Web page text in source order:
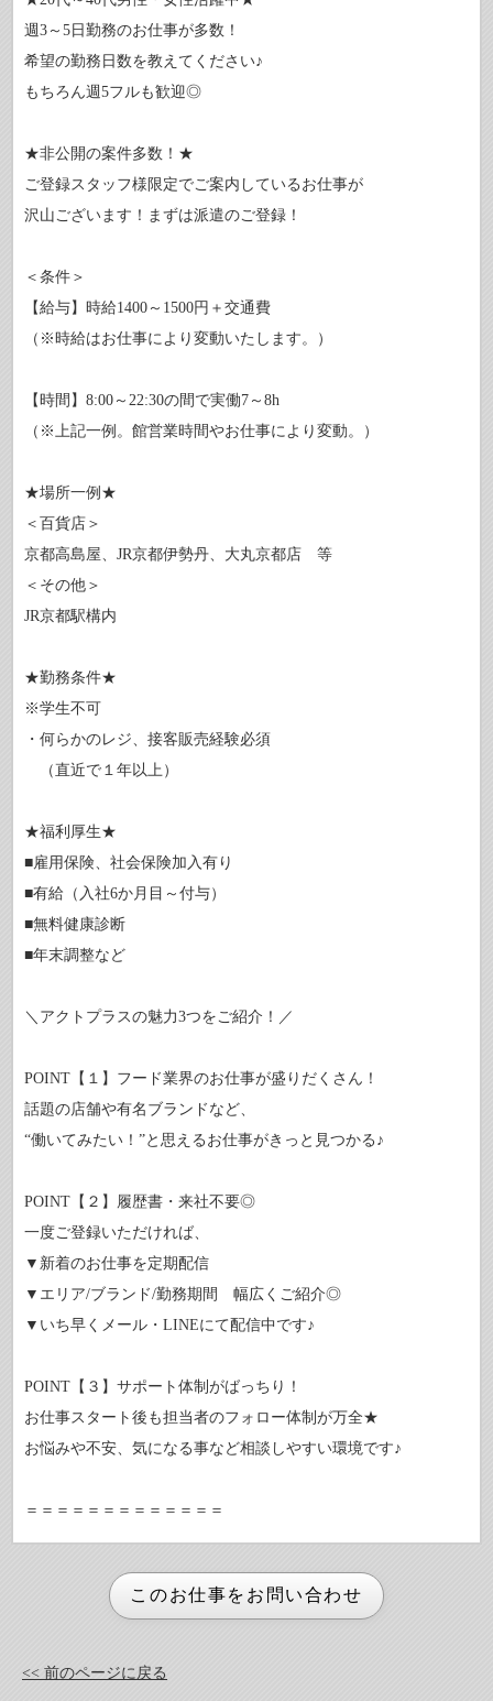
週3～5日勤務のお仕事が多数！
希望の勤務日数を教えてください♪
もちろん週5フルも歓迎◎
★非公開の案件多数！★
ご登録スタッフ様限定でご案内しているお仕事が
沢山ございます！まずは派遣のご登録！
＜条件＞
【給与】時給1400～1500円＋交通費
（※時給はお仕事により変動いたします。）
【時間】8:00～22:30の間で実働7～8h
（※上記一例。館営業時間やお仕事により変動。）
★場所一例★
＜百貨店＞
京都高島屋、JR京都伊勢丹、大丸京都店 等
＜その他＞
JR京都駅構内
★勤務条件★
※学生不可
・何らかのレジ、接客販売経験必須
（直近で１年以上）
★福利厚生★
■雇用保険、社会保険加入有り
■有給（入社6か月目～付与）
■無料健康診断
■年末調整など
＼アクトプラスの魅力3つをご紹介！／
POINT【１】フード業界のお仕事が盛りだくさん！
話題の店舗や有名ブランドなど、
“働いてみたい！”と思えるお仕事がきっと見つかる♪
POINT【２】履歴書・来社不要◎
一度ご登録いただければ、
▼新着のお仕事を定期配信
▼エリア/ブランド/勤務期間 幅広くご紹介◎
▼いち早くメール・LINEにて配信中です♪
POINT【３】サポート体制がばっちり！
お仕事スタート後も担当者のフォロー体制が万全★
お悩みや不安、気になる事など相談しやすい環境です♪
＝＝＝＝＝＝＝＝＝＝＝＝＝
<< 前のページに戻る